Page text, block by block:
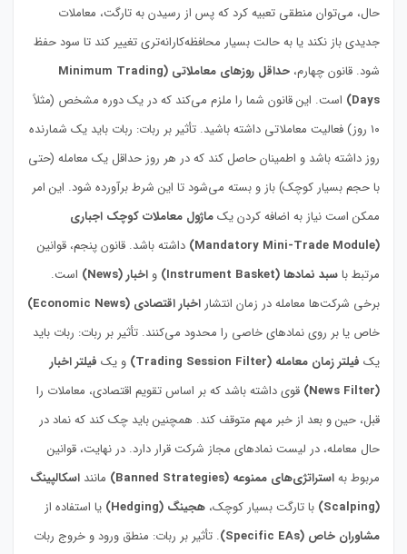
حال، می‌توان منطقی تعبیه کرد که پس از رسیدن به تارگت، معاملات
جدیدی باز نکند یا به حالت بسیار محافظه‌کارانه‌تری تغییر کند تا سود حفظ
شود. قانون چهارم،
حداقل روزهای معاملاتی (Minimum Trading
Days) است. این قانون شما را ملزم می‌کند که در یک دوره مشخص (مثلاً
۱۰ روز) فعالیت معاملاتی داشته باشید. تأثیر بر ربات: ربات باید یک شمارنده
روز داشته باشد و اطمینان حاصل کند که در هر روز حداقل یک معامله (حتی
با حجم بسیار کوچک) باز و بسته می‌شود تا این شرط برآورده شود. این امر
ممکن است نیاز به اضافه کردن یکماژول معاملات کوچک اجباری
(Mandatory Mini-Trade Module)
داشته باشد. قانون پنجم، قوانین
مرتبط باسبد نمادها (Instrument Basket) و اخبار (News)
است.
برخی شرکت‌ها معامله در زمان انتشار اخبار اقتصادی (Economic News)
خاص یا بر روی نمادهای خاصی را محدود می‌کنند. تأثیر بر ربات: ربات باید
یک فیلتر زمان معامله (Trading Session Filter) و یک فیلتر اخبار
(News Filter)
قوی داشته باشد که بر اساس تقویم اقتصادی، معاملات را
قبل، حین و بعد از خبر مهم متوقف کند. همچنین باید چک کند که نماد در
حال معامله، در لیست نمادهای مجاز شرکت قرار دارد. در نهایت، قوانین
مربوط بهاستراتژی‌های ممنوعه (Banned Strategies) مانند اسکالپینگ
(Scalping)
با تارگت بسیار کوچک، هجینگ (Hedging)
یا استفاده از
مشاوران خاص (Specific EAs)
. تأثیر بر ربات: منطق ورود و خروج ربات